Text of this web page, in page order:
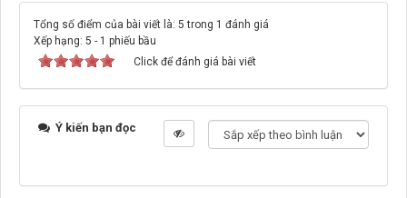
Tổng số điểm của bài viết là: 5 trong 1 đánh giá
Xếp hạng: 5 - 1 phiếu bầu
Click để đánh giá bài viết
Ý kiến bạn đọc